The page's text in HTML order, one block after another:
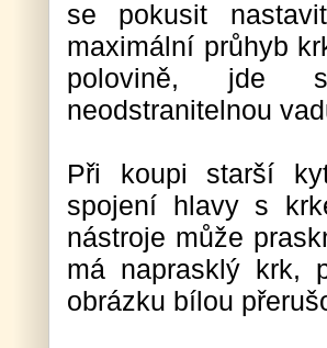
se pokusit
maximální průhyb
polovině, jde s
neodstranitelnou
Při koupi starší
spojení hlavy s
nástroje může
má naprasklý krk,
obrázku bílou